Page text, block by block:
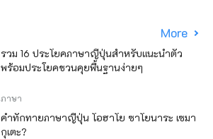
More
รวม 16 ประโยคภาษาญี่ปุ่นสำหรับแนะนำตัว
พร้อมประโยคชวนคุยพื้นฐานง่ายๆ
ภาษา
คำทักทายภาษาญี่ปุ่น โอฮาโย ซาโยนาระ เซมา
กุเตะ?